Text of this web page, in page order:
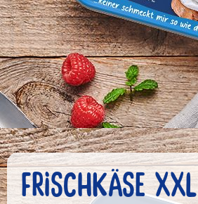
FRISCHKÄSE XXL